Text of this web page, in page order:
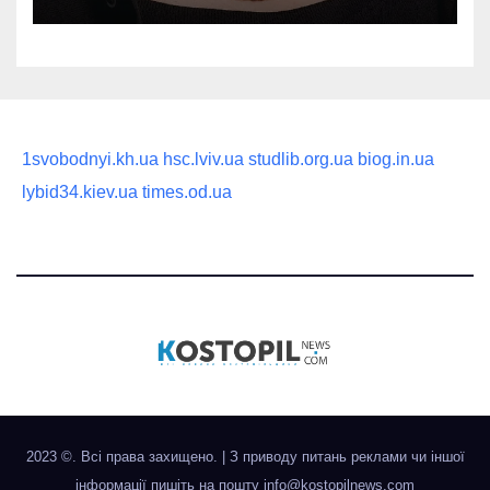
1svobodnyi.kh.ua hsc.lviv.ua studlib.org.ua biog.in.ua
lybid34.kiev.ua times.od.ua
2023 ©. Всі права захищено.
З приводу питань реклами чи іншої
інформації пишіть на пошту info@kostopilnews.com